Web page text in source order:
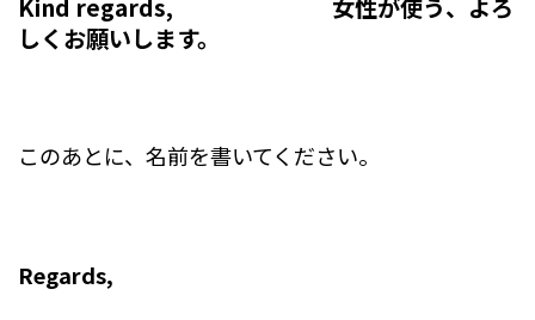
Kind regards, 女性が使う、よろ
しくお願いします。
このあとに、名前を書いてください。
Regards,